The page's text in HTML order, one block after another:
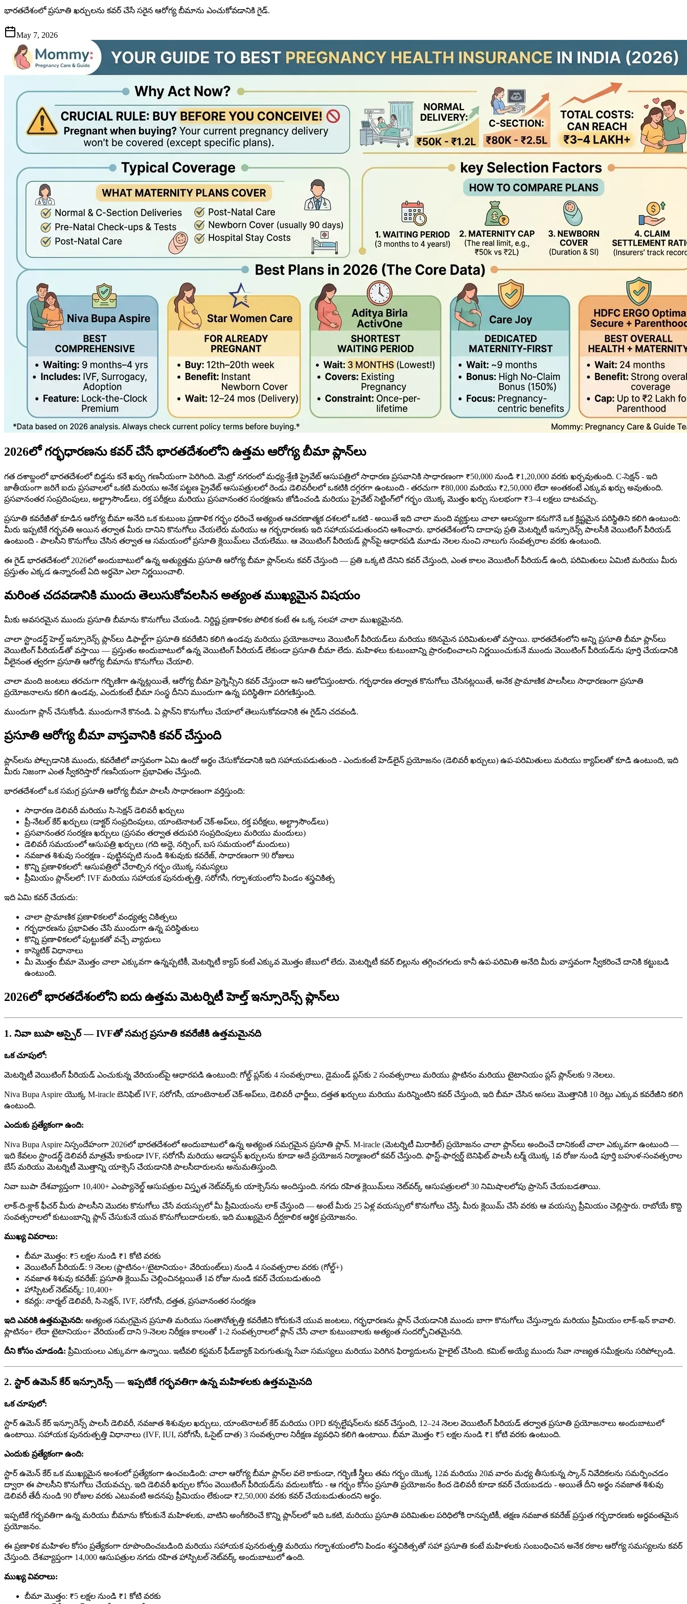
భారతదేశంలో ప్రసూతి ఖర్చులను కవర్ చేసే సరైన ఆరోగ్య బీమాను ఎంచుకోవడానికి గైడ్.
May 7, 2026
2026లో గర్భధారణను కవర్ చేసే భారతదేశంలోని ఉత్తమ ఆరోగ్య బీమా ప్లాన్‌లు
గత దశాబ్దంలో భారతదేశంలో బిడ్డను కనే ఖర్చు గణనీయంగా పెరిగింది. మెట్రో నగరంలో మధ్య-శ్రేణి ప్రైవేట్ ఆసుపత్రిలో సాధారణ ప్రసవానికి సాధారణంగా ₹50,000 నుండి ₹1,20,000 వరకు ఖర్చవుతుంది. C-సెక్షన్ - ఇది
జాతీయంగా జరిగే ఐదు ప్రసవాలలో ఒకటి మరియు అనేక పట్టణ ప్రైవేట్ ఆసుపత్రులలో రెండు డెలివరీలలో ఒకటికి దగ్గరగా ఉంటుంది - తరచుగా ₹80,000 మరియు ₹2,50,000 లేదా అంతకంటే ఎక్కువ ఖర్చు అవుతుంది.
ప్రసవానంతర సంప్రదింపులు, అల్ట్రాసౌండ్‌లు, రక్త పరీక్షలు మరియు ప్రసవానంతర సంరక్షణను జోడించండి మరియు ప్రైవేట్ సెట్టింగ్‌లో గర్భం యొక్క మొత్తం ఖర్చు సులభంగా ₹3–4 లక్షలు దాటవచ్చు.
ప్రసూతి కవరేజీతో కూడిన ఆరోగ్య బీమా అనేది ఒక కుటుంబ ప్రణాళిక గర్భం ధరించే అత్యంత ఆచరణాత్మక దశలలో ఒకటి - అయితే ఇది చాలా మంది వ్యక్తులు చాలా ఆలస్యంగా కనుగొనే ఒక క్లిష్టమైన పరిస్థితిని కలిగి ఉంటుంది:
మీరు ఇప్పటికే గర్భవతి అయిన తర్వాత మీరు దానిని కొనుగోలు చేయలేరు మరియు ఆ గర్భధారణకు ఇది సహాయపడుతుందని ఆశించారు. భారతదేశంలోని దాదాపు ప్రతి మెటర్నిటీ ఇన్సూరెన్స్ పాలసీకి వెయిటింగ్ పీరియడ్
ఉంటుంది - పాలసీని కొనుగోలు చేసిన తర్వాత ఆ సమయంలో ప్రసూతి క్లెయిమ్‌లు చేయలేము. ఆ వెయిటింగ్ పీరియడ్ ప్లాన్‌పై ఆధారపడి మూడు నెలల నుంచి నాలుగు సంవత్సరాల వరకు ఉంటుంది.
ఈ గైడ్ భారతదేశంలో 2026లో అందుబాటులో ఉన్న అత్యుత్తమ ప్రసూతి ఆరోగ్య బీమా ప్లాన్‌లను కవర్ చేస్తుంది — ప్రతి ఒక్కటి దేనిని కవర్ చేస్తుంది, ఎంత కాలం వెయిటింగ్ పీరియడ్ ఉంది, పరిమితులు ఏమిటి మరియు మీరు
ప్రస్తుతం ఎక్కడ ఉన్నారంటే ఏది అర్ధమో ఎలా నిర్ణయించాలి.
మరింత చదవడానికి ముందు తెలుసుకోవలసిన అత్యంత ముఖ్యమైన విషయం
మీకు అవసరమైన ముందు ప్రసూతి బీమాను కొనుగోలు చేయండి. నిర్దిష్ట ప్రణాళికల పోలిక కంటే ఈ ఒక్క సలహా చాలా ముఖ్యమైనది.
చాలా స్టాండర్డ్ హెల్త్ ఇన్సూరెన్స్ ప్లాన్‌లు డిఫాల్ట్‌గా ప్రసూతి కవరేజీని కలిగి ఉండవు మరియు ప్రయోజనాలు వెయిటింగ్ పీరియడ్‌లు మరియు కఠినమైన పరిమితులతో వస్తాయి. భారతదేశంలోని అన్ని ప్రసూతి బీమా ప్లాన్‌లు
వెయిటింగ్ పీరియడ్‌తో వస్తాయి — ప్రస్తుతం అందుబాటులో ఉన్న వెయిటింగ్ పీరియడ్ లేకుండా ప్రసూతి బీమా లేదు. మహిళలు కుటుంబాన్ని ప్రారంభించాలని నిర్ణయించుకునే ముందు వెయిటింగ్ పీరియడ్‌ను పూర్తి చేయడానికి
వీలైనంత త్వరగా ప్రసూతి ఆరోగ్య బీమాను కొనుగోలు చేయాలి.
చాలా మంది జంటలు తరచుగా గర్భిణిగా ఉన్నట్లయితే, ఆరోగ్య బీమా ప్రెగ్నెన్సీని కవర్ చేస్తుందా అని ఆలోచిస్తుంటారు. గర్భధారణ తర్వాత కొనుగోలు చేసినట్లయితే, అనేక ప్రామాణిక పాలసీలు సాధారణంగా ప్రసూతి
ప్రయోజనాలను కలిగి ఉండవు, ఎందుకంటే భీమా సంస్థ దీనిని ముందుగా ఉన్న పరిస్థితిగా పరిగణిస్తుంది.
ముందుగా ప్లాన్ చేసుకోండి. ముందుగానే కొనండి. ఏ ప్లాన్‌ని కొనుగోలు చేయాలో తెలుసుకోవడానికి ఈ గైడ్‌ని చదవండి.
ప్రసూతి ఆరోగ్య బీమా వాస్తవానికి కవర్ చేస్తుంది
ప్లాన్‌లను పోల్చడానికి ముందు, కవరేజీలో వాస్తవంగా ఏమి ఉందో అర్థం చేసుకోవడానికి ఇది సహాయపడుతుంది - ఎందుకంటే హెడ్‌లైన్ ప్రయోజనం (డెలివరీ ఖర్చులు) ఉప-పరిమితులు మరియు క్యాప్‌లతో కూడి ఉంటుంది, ఇది
మీరు నిజంగా ఎంత స్వీకరిస్తారో గణనీయంగా ప్రభావితం చేస్తుంది.
భారతదేశంలో ఒక సమగ్ర ప్రసూతి ఆరోగ్య బీమా పాలసీ సాధారణంగా వర్తిస్తుంది:
సాధారణ డెలివరీ మరియు సి-సెక్షన్ డెలివరీ ఖర్చులు
ప్రీ-నేటల్ కేర్ ఖర్చులు (డాక్టర్ సంప్రదింపులు, యాంటెనాటల్ చెక్-అప్‌లు, రక్త పరీక్షలు, అల్ట్రాసౌండ్‌లు)
ప్రసవానంతర సంరక్షణ ఖర్చులు (ప్రసవం తర్వాత తదుపరి సంప్రదింపులు మరియు మందులు)
డెలివరీ సమయంలో ఆసుపత్రి ఖర్చులు (గది అద్దె, నర్సింగ్, బస సమయంలో మందులు)
నవజాత శిశువు సంరక్షణ - పుట్టినప్పటి నుండి శిశువుకు కవరేజ్, సాధారణంగా 90 రోజులు
కొన్ని ప్రణాళికలలో: ఆసుపత్రిలో చేరాల్సిన గర్భం యొక్క సమస్యలు
ప్రీమియం ప్లాన్‌లలో: IVF మరియు సహాయక పునరుత్పత్తి, సరోగసీ, గర్భాశయంలోని పిండం శస్త్రచికిత్స
ఇది ఏమి కవర్ చేయదు:
చాలా ప్రామాణిక ప్రణాళికలలో వంధ్యత్వ చికిత్సలు
గర్భధారణను ప్రభావితం చేసే ముందుగా ఉన్న పరిస్థితులు
కొన్ని ప్రణాళికలలో పుట్టుకతో వచ్చే వ్యాధులు
కాస్మెటిక్ విధానాలు
మీ మొత్తం బీమా మొత్తం చాలా ఎక్కువగా ఉన్నప్పటికీ, మెటర్నిటీ క్యాప్ కంటే ఎక్కువ మొత్తం జేబులో లేదు. మెటర్నిటీ కవర్ బిల్లును తగ్గించగలదు కానీ ఉప-పరిమితి అనేది మీరు వాస్తవంగా స్వీకరించే దానికి కట్టుబడి
ఉంటుంది.
2026లో భారతదేశంలోని ఐదు ఉత్తమ మెటర్నిటీ హెల్త్ ఇన్సూరెన్స్ ప్లాన్‌లు
1. నివా బుపా ఆస్పైర్ — IVFతో సమగ్ర ప్రసూతి కవరేజీకి ఉత్తమమైనది
ఒక చూపులో:
మెటర్నిటీ వెయిటింగ్ పీరియడ్ ఎంచుకున్న వేరియంట్‌పై ఆధారపడి ఉంటుంది: గోల్డ్ ప్లస్‌కు 4 సంవత్సరాలు, డైమండ్ ప్లస్‌కు 2 సంవత్సరాలు మరియు ప్లాటినం మరియు టైటానియం ప్లస్ ప్లాన్‌లకు 9 నెలలు.
Niva Bupa Aspire యొక్క M-iracle బెనిఫిట్ IVF, సరోగసీ, యాంటెనాటల్ చెక్-అప్‌లు, డెలివరీ ఛార్జీలు, దత్తత ఖర్చులు మరియు మరిన్నింటిని కవర్ చేస్తుంది, ఇది బీమా చేసిన అసలు మొత్తానికి 10 రెట్లు ఎక్కువ కవరేజీని కలిగి
ఉంటుంది.
ఎందుకు ప్రత్యేకంగా ఉంది:
Niva Bupa Aspire నిస్సందేహంగా 2026లో భారతదేశంలో అందుబాటులో ఉన్న అత్యంత సమగ్రమైన ప్రసూతి ప్లాన్. M-iracle (మెటర్నిటీ మిరాకిల్) ప్రయోజనం చాలా ప్లాన్‌లు అందించే దానికంటే చాలా ఎక్కువగా ఉంటుంది —
ఇది కేవలం స్టాండర్డ్ డెలివరీ మాత్రమే కాకుండా IVF, సరోగసీ మరియు అడాప్షన్ ఖర్చులను కూడా అదే ప్రయోజన నిర్మాణంలో కవర్ చేస్తుంది. ఫాస్ట్-ఫార్వర్డ్ బెనిఫిట్ పాలసీ టర్మ్ యొక్క 1వ రోజు నుండి పూర్తి బహుళ-సంవత్సరాల
బేస్ మరియు మెటర్నిటీ మొత్తాన్ని యాక్సెస్ చేయడానికి పాలసీదారులను అనుమతిస్తుంది.
నివా బుపా దేశవ్యాప్తంగా 10,400+ ఎంప్యానెల్డ్ ఆసుపత్రుల విస్తృత నెట్‌వర్క్‌కు యాక్సెస్‌ను అందిస్తుంది. నగదు రహిత క్లెయిమ్‌లు నెట్‌వర్క్ ఆసుపత్రులలో 30 నిమిషాలలోపు ప్రాసెస్ చేయబడతాయి.
లాక్-ది-క్లాక్ ఫీచర్ మీరు పాలసీని మొదట కొనుగోలు చేసే వయస్సులో మీ ప్రీమియంను లాక్ చేస్తుంది — అంటే మీరు 25 ఏళ్ల వయస్సులో కొనుగోలు చేస్తే, మీరు క్లెయిమ్ చేసే వరకు ఆ వయస్సు ప్రీమియం చెల్లిస్తారు. రాబోయే కొద్ది
సంవత్సరాలలో కుటుంబాన్ని ప్లాన్ చేసుకునే యువ కొనుగోలుదారులకు, ఇది ముఖ్యమైన దీర్ఘకాలిక ఆర్థిక ప్రయోజనం.
ముఖ్య వివరాలు:
బీమా మొత్తం: ₹5 లక్షల నుండి ₹1 కోటి వరకు
వెయిటింగ్ పీరియడ్: 9 నెలల (ప్లాటినం+/టైటానియం+ వేరియంట్‌లు) నుండి 4 సంవత్సరాల వరకు (గోల్డ్+)
నవజాత శిశువు కవరేజ్: ప్రసూతి క్లెయిమ్ చెల్లించినట్లయితే 1వ రోజు నుండి కవర్ చేయబడుతుంది
హాస్పిటల్ నెట్‌వర్క్: 10,400+
కవర్లు: నార్మల్ డెలివరీ, సి-సెక్షన్, IVF, సరోగసీ, దత్తత, ప్రసవానంతర సంరక్షణ
ఇది ఎవరికి ఉత్తమమైనది: అత్యంత సమగ్రమైన ప్రసూతి మరియు సంతానోత్పత్తి కవరేజీని కోరుకునే యువ జంటలు, గర్భధారణను ప్లాన్ చేయడానికి ముందు బాగా కొనుగోలు చేస్తున్నారు మరియు ప్రీమియం లాక్-ఇన్ కావాలి.
ప్లాటినం+ లేదా టైటానియం+ వేరియంట్ దాని 9-నెలల నిరీక్షణ కాలంతో 1-2 సంవత్సరాలలో ప్లాన్ చేసే చాలా కుటుంబాలకు అత్యంత సందర్భోచితమైనది.
దీని కోసం చూడండి: ప్రీమియంలు ఎక్కువగా ఉన్నాయి. ఇటీవలి కస్టమర్ ఫీడ్‌బ్యాక్ పెరుగుతున్న సేవా సమస్యలు మరియు పెరిగిన ఫిర్యాదులను హైలైట్ చేసింది. కమిట్ అయ్యే ముందు సేవా నాణ్యత సమీక్షలను సరిపోల్చండి.
2. స్టార్ ఉమెన్ కేర్ ఇన్సూరెన్స్ — ఇప్పటికే గర్భవతిగా ఉన్న మహిళలకు ఉత్తమమైనది
ఒక చూపులో:
స్టార్ ఉమెన్ కేర్ ఇన్సూరెన్స్ పాలసీ డెలివరీ, నవజాత శిశువుల ఖర్చులు, యాంటెనాటల్ కేర్ మరియు OPD కన్సల్టేషన్‌లను కవర్ చేస్తుంది, 12–24 నెలల వెయిటింగ్ పీరియడ్ తర్వాత ప్రసూతి ప్రయోజనాలు అందుబాటులో
ఉంటాయి. సహాయక పునరుత్పత్తి విధానాలు (IVF, IUI, సరోగసీ, ఓసైట్ దాత) 3 సంవత్సరాల నిరీక్షణ వ్యవధిని కలిగి ఉంటాయి. బీమా మొత్తం ₹5 లక్షల నుండి ₹1 కోటి వరకు ఉంటుంది.
ఎందుకు ప్రత్యేకంగా ఉంది:
స్టార్ ఉమెన్ కేర్ ఒక ముఖ్యమైన అంశంలో ప్రత్యేకంగా ఉంచబడింది: చాలా ఆరోగ్య బీమా ప్లాన్‌ల వలె కాకుండా, గర్భిణీ స్త్రీలు తమ గర్భం యొక్క 12వ మరియు 20వ వారం మధ్య తీసుకున్న స్కాన్ నివేదికలను సమర్పించడం
ద్వారా ఈ పాలసీని కొనుగోలు చేయవచ్చు. ఇది డెలివరీ ఖర్చుల కోసం వెయిటింగ్ పీరియడ్‌ను వదులుకోదు - ఆ గర్భం కోసం ప్రసూతి ప్రయోజనం కింద డెలివరీ కూడా కవర్ చేయబడదు - అయితే దీని అర్థం నవజాత శిశువు
డెలివరీ తేదీ నుండి 90 రోజుల వరకు ఎటువంటి అదనపు ప్రీమియం లేకుండా ₹2,50,000 వరకు కవర్ చేయబడుతుందని అర్థం.
ఇప్పటికే గర్భవతిగా ఉన్న మరియు బీమాను కోరుకునే మహిళలకు, వాటిని అంగీకరించే కొన్ని ప్లాన్‌లలో ఇది ఒకటి, మరియు ప్రసూతి పరిమితుల పరిధిలోకి రానప్పటికీ, తక్షణ నవజాత కవరేజ్ ప్రస్తుత గర్భధారణకు అర్ధవంతమైన
ప్రయోజనం.
ఈ ప్రణాళిక మహిళల కోసం ప్రత్యేకంగా రూపొందించబడింది మరియు సహాయక పునరుత్పత్తి మరియు గర్భాశయంలోని పిండం శస్త్రచికిత్సతో సహా ప్రసూతి కంటే మహిళలకు సంబంధించిన అనేక రకాల ఆరోగ్య సమస్యలను కవర్
చేస్తుంది. దేశవ్యాప్తంగా 14,000 ఆసుపత్రుల నగదు రహిత హాస్పిటల్ నెట్‌వర్క్ అందుబాటులో ఉంది.
ముఖ్య వివరాలు:
బీమా మొత్తం: ₹5 లక్షల నుండి ₹1 కోటి వరకు